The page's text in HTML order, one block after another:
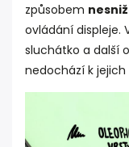
způsobem
ovládání displeje.
sluchátko a další
nedochází k